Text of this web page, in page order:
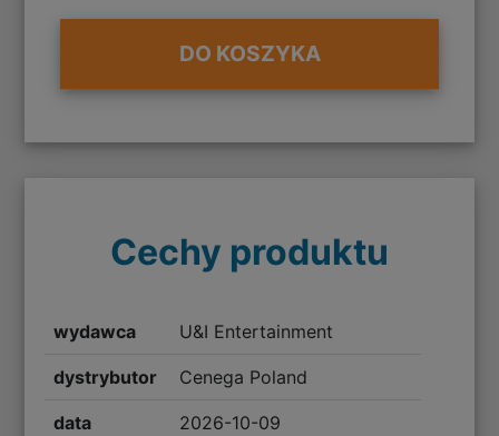
DO KOSZYKA
Cechy produktu
wydawca U&I Entertainment
dystrybutor Cenega Poland
data
2026-10-09